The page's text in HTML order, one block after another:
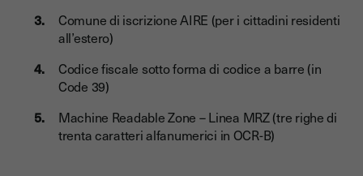
Comune di iscrizione AIRE (per i cittadini residenti
all’estero)
Codice fiscale sotto forma di codice a barre (in
Code 39)
Machine Readable Zone – Linea MRZ (tre righe di
trenta caratteri alfanumerici in OCR-B)